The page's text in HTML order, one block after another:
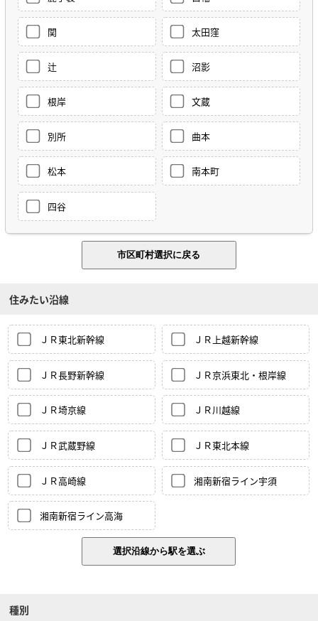
関 太田窪
辻 沼影
根岸 文蔵
別所 曲本
松本 南本町
四谷
住みたい沿線
ＪＲ東北新幹線 ＪＲ上越新幹線
ＪＲ長野新幹線 ＪＲ京浜東北・根岸線
ＪＲ埼京線 ＪＲ川越線
ＪＲ武蔵野線 ＪＲ東北本線
ＪＲ高崎線 湘南新宿ライン宇須
湘南新宿ライン高海
種別